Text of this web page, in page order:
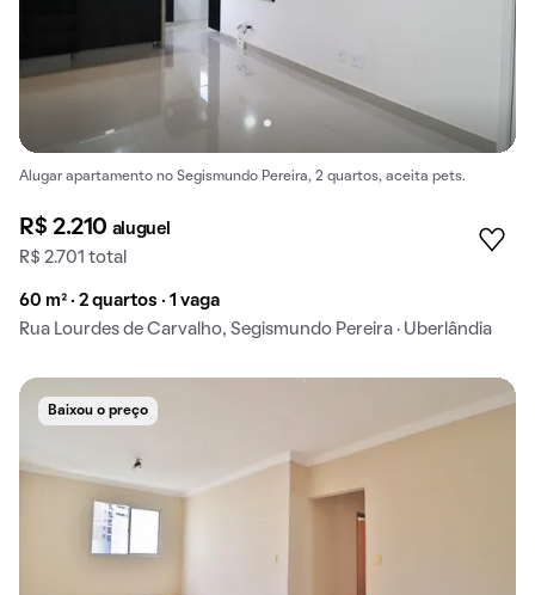
Alugar apartamento no Segismundo Pereira, 2 quartos, aceita pets.
R$ 2.210 aluguel
R$ 2.701 total
60 m² · 2 quartos · 1 vaga
Rua Lourdes de Carvalho, Segismundo Pereira · Uberlândia
Baixou o preço